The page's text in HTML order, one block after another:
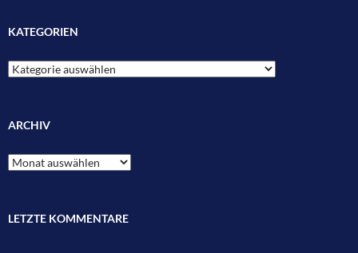
KATEGORIEN
Kategorien
ARCHIV
Archiv
LETZTE KOMMENTARE